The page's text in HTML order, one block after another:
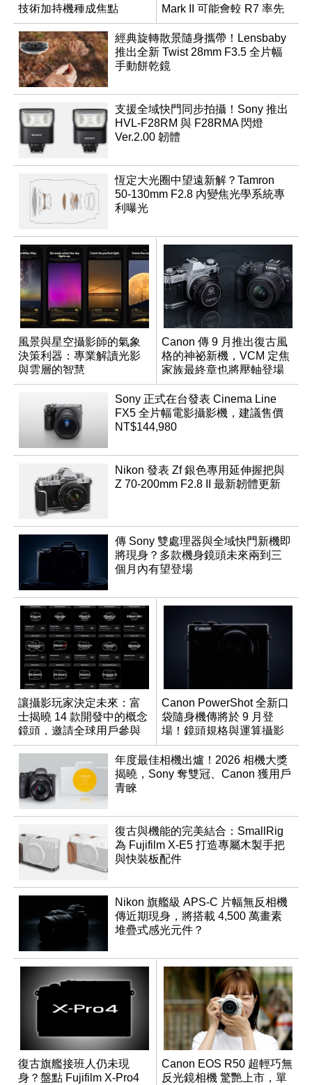
技術加持機種成焦點
Mark II 可能會較 R7 率先
推出
經典旋轉散景隨身攜帶！Lensbaby
推出全新 Twist 28mm F3.5 全片幅
手動餅乾鏡
支援全域快門同步拍攝！Sony 推出
HVL-F28RM 與 F28RMA 閃燈
Ver.2.00 韌體
恆定大光圈中望遠新解？Tamron
50-130mm F2.8 內變焦光學系統專
利曝光
風景與星空攝影師的氣象
決策利器：專業解讀光影
與雲層的智慧
App「Atmos」登場
Canon 傳 9 月推出復古風
格的神祕新機，VCM 定焦
家族最終章也將壓軸登場
Sony 正式在台發表 Cinema Line
FX5 全片幅電影攝影機，建議售價
NT$144,980
Nikon 發表 Zf 銀色專用延伸握把與
Z 70-200mm F2.8 II 最新韌體更新
傳 Sony 雙處理器與全域快門新機即
將現身？多款機身鏡頭未來兩到三
個月內有望登場
讓攝影玩家決定未來：富
士揭曉 14 款開發中的概念
鏡頭，邀請全球用戶參與
決策
Canon PowerShot 全新口
袋隨身機傳將於 9 月登
場！鏡頭規格與運算攝影
升級成為焦點
年度最佳相機出爐！2026 相機大獎
揭曉，Sony 奪雙冠、Canon 獲用戶
青睞
復古與機能的完美結合：SmallRig
為 Fujifilm X-E5 打造專屬木製手把
與快裝板配件
Nikon 旗艦級 APS-C 片幅無反相機
傳近期現身，將搭載 4,500 萬畫素
堆疊式感光元件？
復古旗艦接班人仍未現
身？盤點 Fujifilm X-Pro4
Canon EOS R50 超輕巧無
反光鏡相機 驚艷上市，單